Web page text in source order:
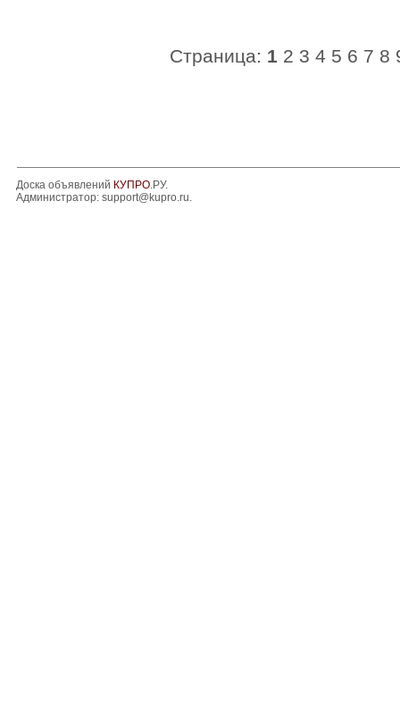
Страница: 1 2 3 4 5 6 7 8
Доска объявлений КУПРО.РУ.
Администратор: support@kupro.ru.